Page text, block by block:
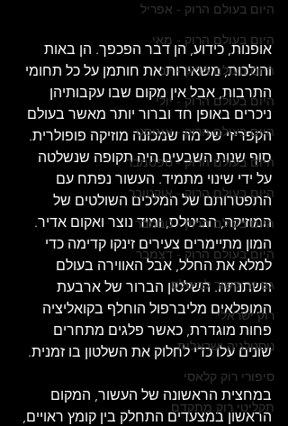
היום בעולם הרוק - אפריל
היום בעולם הרוק - מאי
היום בעולם הרוק - יוני
היום בעולם הרוק - יולי
היום בעולם הרוק - אוגוסט
היום בעולם הרוק - ספטמבר
היום בעולם הרוק - אוקטובר
היום בעולם הרוק - נובמבר
היום בעולם הרוק - דצמבר
גם זה קשור לביטלס
רוק ישראלי
נוסטלגיה ישראלית
סיפורי רוק קלאסי
תקליטי רוק מתקדם
אופנות, כידוע, הן דבר הפכפך. הן באות
והולכות, משאירות את חותמן על כל תחומי
התרבות, אבל אין מקום שבו עקבותיהן
ניכרים באופן חד וברור יותר מאשר בעולם
הקפריזי של מה שמכונה מוזיקה פופולרית.
סוף שנות השבעים היה תקופה שנשלטה
על ידי שינוי מתמיד. העשור נפתח עם
התפטרותם של המלכים השולטים של
המוזיקה, הביטלס, ומיד נוצר ואקום אדיר.
המון מתיימרים צעירים זינקו קדימה כדי
למלא את החלל, אבל האווירה בעולם
השתנתה. השלטון הברור של ארבעת
המופלאים מליברפול הוחלף בקואליציה
פחות מוגדרת, כאשר פלגים מתחרים
שונים עלו כדי לחלוק את השלטון בו זמנית.
במחצית הראשונה של העשור, המקום
הראשון במצעדים התחלק בין קומץ ראויים,